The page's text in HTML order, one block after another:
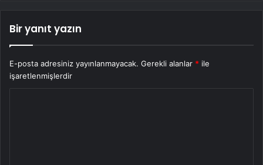
Bir yanıt yazın
E-posta adresiniz yayınlanmayacak. Gerekli alanlar * ile
işaretlenmişlerdir